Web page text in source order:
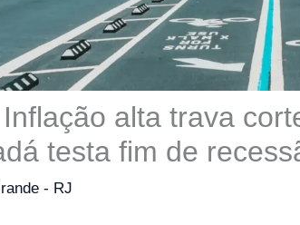
alta trava
testa fim de
- RJ